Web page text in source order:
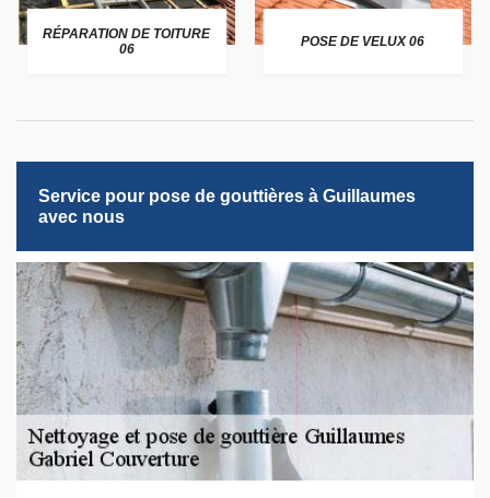
RÉPARATION DE TOITURE
06
POSE DE VELUX 06
Service pour pose de gouttières à Guillaumes
avec nous